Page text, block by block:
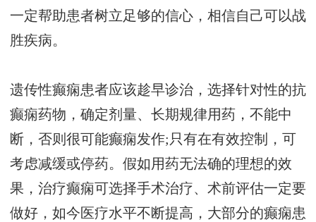
一定帮助患者树立足够的信心，相信自己可以战
胜疾病。
遗传性癫痫患者应该趁早诊治，选择针对性的抗
癫痫药物，确定剂量、长期规律用药，不能中
断，否则很可能癫痫发作;只有在有效控制，可
考虑减缓或停药。假如用药无法确的理想的效
果，治疗癫痫可选择手术治疗、术前评估一定要
做好，如今医疗水平不断提高，大部分的癫痫患